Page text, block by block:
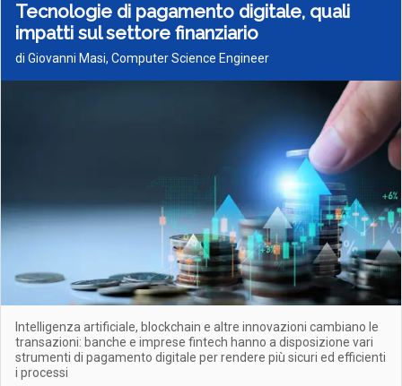
Tecnologie di pagamento digitale, quali
impatti sul settore finanziario
di Giovanni Masi, Computer Science Engineer
Intelligenza artificiale, blockchain e altre innovazioni cambiano le
transazioni: banche e imprese fintech hanno a disposizione vari
strumenti di pagamento digitale per rendere più sicuri ed efficienti
i processi